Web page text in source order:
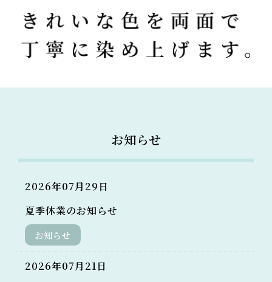
お知らせ
2026年07月29日
夏季休業のお知らせ
お知らせ
2026年07月21日